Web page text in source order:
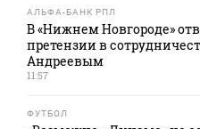
АЛЬФА-БАНК РПЛ
В «Нижнем Новгороде»
претензии в
Андреевым
11:57
ФУТБОЛ